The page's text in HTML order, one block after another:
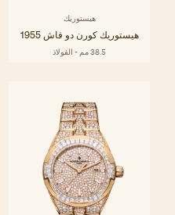
هيستوريك
هيستوريك كورن دو فاش 1955
38.5 مم - الفولاذ